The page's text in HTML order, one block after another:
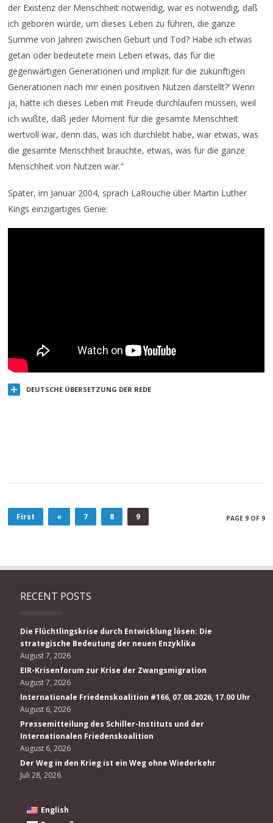
der Existenz der Menschheit notwendig, war es notwendig, daß
ich geboren wurde, um dieses Leben zu führen, die ganze
Summe von Jahren zwischen Geburt und Tod? Habe ich etwas
getan oder bedeutete mein Leben etwas, das für die
gegenwärtigen Generationen und implizit für die zukünftigen
Generationen nach mir einen positiven Nutzen darstellt?’ Wenn
ja, hätte ich dieses Leben mit Freude durchlaufen müssen, weil
ich wußte, daß jeder Moment für die gesamte Menschheit
wertvoll war, denn das, was ich durchlebt habe, war etwas, was
die gesamte Menschheit brauchte, etwas, was für die ganze
Menschheit von Nutzen war.“
Später, im Januar 2004, sprach LaRouche über Martin Luther
Kings einzigartiges Genie:
DEUTSCHE ÜBERSETZUNG DER REDE
PAGE 9 OF 9
First « 7 8 9
RECENT POSTS
Die Flüchtlingskrise durch Entwicklung lösen: Die
strategische Bedeutung der neuen Enzyklika
August 7, 2026
EIR-Krisenforum zur Krise der Zwangsmigration
August 7, 2026
Internationale Friedenskoalition #166, 07.08.2026, 17.00 Uhr
August 6, 2026
Pressemitteilung des Schiller-Instituts und der
Internationalen Friedenskoalition
August 6, 2026
Der Weg in den Krieg ist ein Weg ohne Wiederkehr
Juli 28, 2026
English